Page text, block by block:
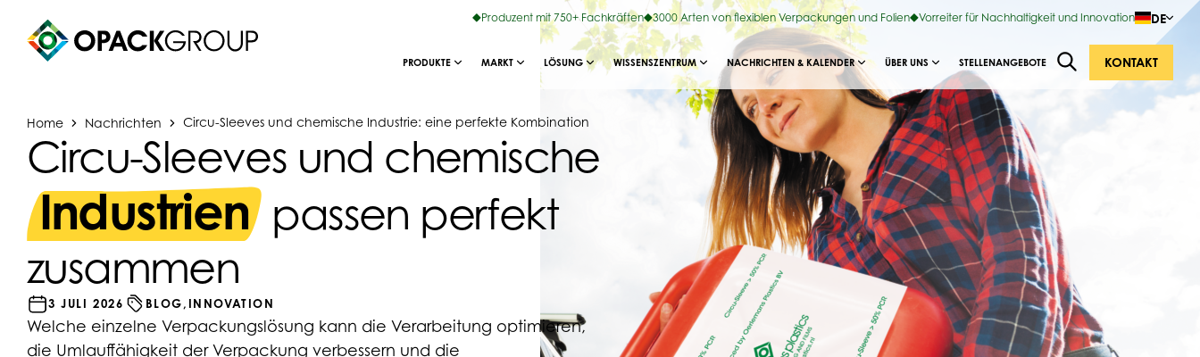
Produzent mit 750+ Fachkräften 3000 Arten von flexiblen Verpackungen und Folien Vorreiter für Nachhaltigkeit und Innovation DE
PRODUKTE MARKT LÖSUNG WISSENSZENTRUM NACHRICHTEN & KALENDER ÜBER UNS STELLENANGEBOTE KONTAKT
Home Nachrichten Circu-Sleeves und chemische Industrie: eine perfekte Kombination
Circu-Sleeves und chemische
Industrien passen perfekt
zusammen
3 JULI 2026 BLOG, INNOVATION
Welche einzelne Verpackungslösung kann die Verarbeitung optimieren,
die Umlauffähigkeit der Verpackung verbessern und die